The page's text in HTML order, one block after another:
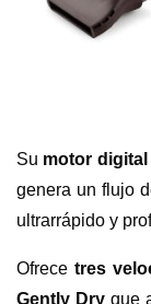
Su motor digital
genera un flujo
ultrarrápido y
Ofrece tres
Gently Dry que